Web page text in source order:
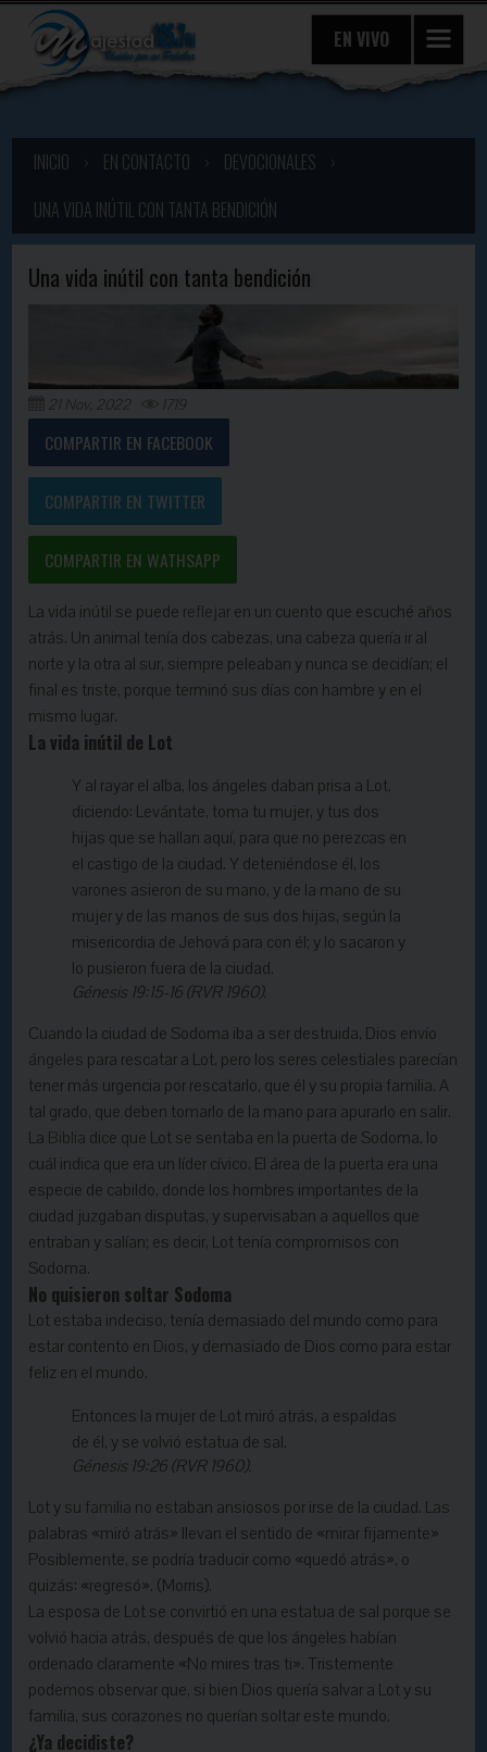
EN VIVO
INICIO EN CONTACTO DEVOCIONALES
UNA VIDA INÚTIL CON TANTA BENDICIÓN
Una vida inútil con tanta bendición
21 Nov, 2022 1719
COMPARTIR EN FACEBOOK
COMPARTIR EN TWITTER
COMPARTIR EN WATHSAPP
La vida inútil se puede reflejar en un cuento que escuché años
atrás. Un animal tenía dos cabezas, una cabeza quería ir al
norte y la otra al sur, siempre peleaban y nunca se decidían; el
final es triste, porque terminó sus días con hambre y en el
mismo lugar.
La vida inútil de Lot
Y al rayar el alba, los ángeles daban prisa a Lot,
diciendo: Levántate, toma tu mujer, y tus dos
hijas que se hallan aquí, para que no perezcas en
el castigo de la ciudad. Y deteniéndose él, los
varones asieron de su mano, y de la mano de su
mujer y de las manos de sus dos hijas, según la
misericordia de Jehová para con él; y lo sacaron y
lo pusieron fuera de la ciudad.
Génesis 19:15-16 (RVR 1960).
Cuando la ciudad de Sodoma iba a ser destruida, Dios envío
ángeles para rescatar a Lot, pero los seres celestiales parecían
tener más urgencia por rescatarlo, que él y su propia familia. A
tal grado, que deben tomarlo de la mano para apurarlo en salir.
La Biblia dice que Lot se sentaba en la puerta de Sodoma, lo
cuál indica que era un líder cívico. El área de la puerta era una
especie de cabildo, donde los hombres importantes de la
ciudad juzgaban disputas, y supervisaban a aquellos que
entraban y salían; es decir, Lot tenía compromisos con
Sodoma.
No quisieron soltar Sodoma
Lot estaba indeciso, tenía demasiado del mundo como para
estar contento en Dios, y demasiado de Dios como para estar
feliz en el mundo.
Entonces la mujer de Lot miró atrás, a espaldas
de él, y se volvió estatua de sal.
Génesis 19:26 (RVR 1960).
Lot y su familia no estaban ansiosos por irse de la ciudad. Las
palabras «miró atrás» llevan el sentido de «mirar fijamente»
Posiblemente, se podría traducir como «quedó atrás», o
quizás: «regresó». (Morris).
La esposa de Lot se convirtió en una estatua de sal porque se
volvió hacia atrás, después de que los ángeles habían
ordenado claramente «No mires tras ti». Tristemente
podemos observar que, si bien Dios quería salvar a Lot y su
familia, sus corazones no querían soltar este mundo.
¿Ya decidiste?